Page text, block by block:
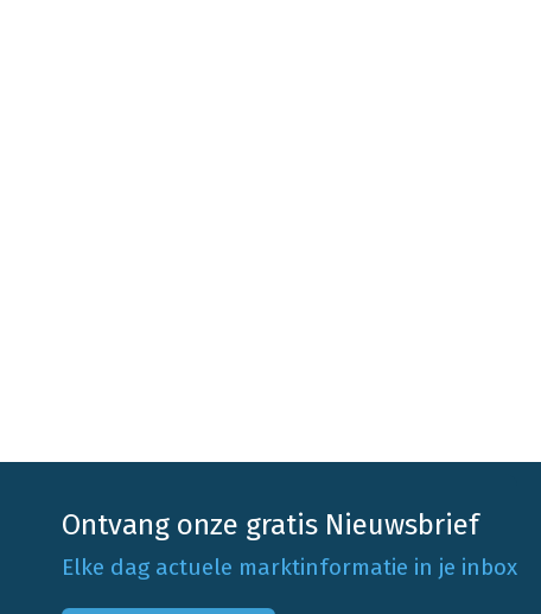
Ontvang onze gratis Nieuwsbrief
Elke dag actuele marktinformatie in je inbox